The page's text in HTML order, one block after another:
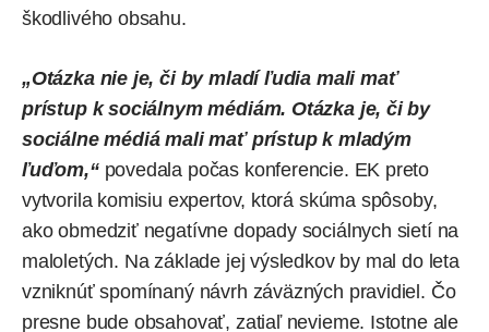
škodlivého obsahu.
„Otázka nie je, či by mladí ľudia mali mať
prístup k sociálnym médiám. Otázka je, či by
sociálne médiá mali mať prístup k mladým
ľuďom,“povedala počas konferencie. EK preto
vytvorila komisiu expertov, ktorá skúma spôsoby,
ako obmedziť negatívne dopady sociálnych sietí na
maloletých. Na základe jej výsledkov by mal do leta
vzniknúť spomínaný návrh záväzných pravidiel. Čo
presne bude obsahovať, zatiaľ nevieme. Istotne ale